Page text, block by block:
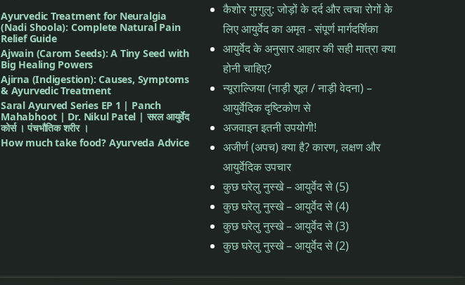
Ayurvedic Treatment for Neuralgia
(Nadi Shoola): Complete Natural Pain
Relief Guide
Ajwain (Carom Seeds): A Tiny Seed with
Big Healing Powers
Ajirna (Indigestion): Causes, Symptoms
& Ayurvedic Treatment
Saral Ayurved Series EP 1 | Panch
Mahabhoot | Dr. Nikul Patel | सरल आयुर्वेद
कोर्स । पंचभौतिक शरीर ।
How much take food? Ayurveda Advice
कैशोर गुग्गुलु: जोड़ों के दर्द और त्वचा रोगों के
लिए आयुर्वेद का अमृत - संपूर्ण मार्गदर्शिका
आयुर्वेद के अनुसार आहार की सही मात्रा क्या
होनी चाहिए?
न्यूराल्जिया (नाड़ी शूल / नाड़ी वेदना) –
आयुर्वेदिक दृष्टिकोण से
अजवाइन इतनी उपयोगी!
अजीर्ण (अपच) क्या है? कारण, लक्षण और
आयुर्वेदिक उपचार
कुछ घरेलु नुस्खे – आयुर्वेद से (5)
कुछ घरेलु नुस्खे – आयुर्वेद से (4)
कुछ घरेलु नुस्खे – आयुर्वेद से (3)
कुछ घरेलु नुस्खे – आयुर्वेद से (2)